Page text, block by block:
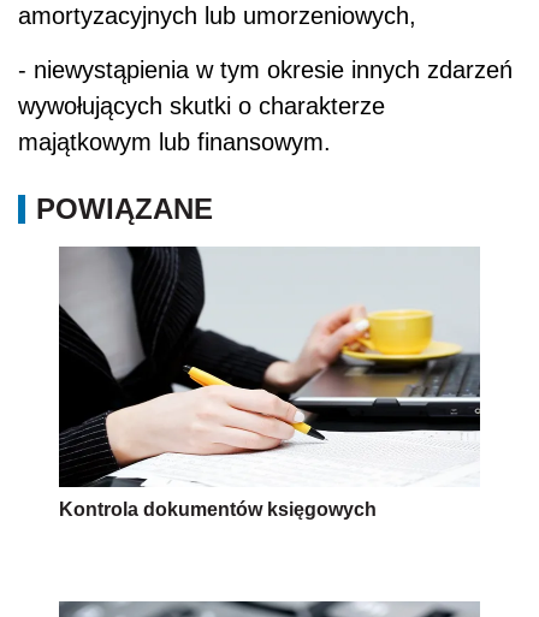
amortyzacyjnych lub umorzeniowych,
- niewystąpienia w tym okresie innych zdarzeń
wywołujących skutki o charakterze
majątkowym lub finansowym.
POWIĄZANE
Kontrola dokumentów księgowych